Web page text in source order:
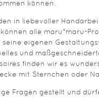
können.
in lie­be­vol­ler
alle maru*maru-
eigenen
und
finden wir es
mit Sternchen oder
Fragen gestellt und